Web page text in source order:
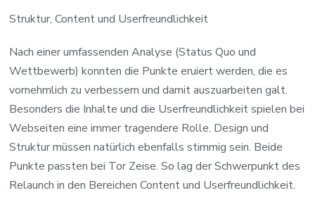
Struktur, Content und Userfreundlichkeit
Nach einer umfassenden Analyse (Status Quo und
Wettbewerb) konnten die Punkte eruiert werden, die es
vornehmlich zu verbessern und damit auszuarbeiten galt.
Besonders die Inhalte und die Userfreundlichkeit spielen bei
Webseiten eine immer tragendere Rolle. Design und
Struktur müssen natürlich ebenfalls stimmig sein. Beide
Punkte passten bei Tor Zeise. So lag der Schwerpunkt des
Relaunch in den Bereichen Content und Userfreundlichkeit.